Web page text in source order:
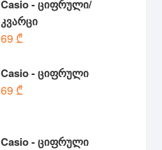
Casio - ციფრული/
კვარცი
69 ₾
Casio - ციფრული
69 ₾
Casio - ციფრული